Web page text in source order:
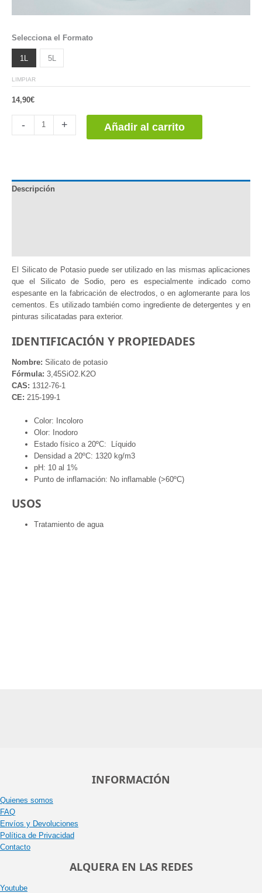
Selecciona el Formato
1L 5L
LIMPIAR
14,90€
- + Añadir al carrito
Descripción
El Silicato de Potasio puede ser utilizado en las mismas aplicaciones
que el Silicato de Sodio, pero es especialmente indicado como
espesante en la fabricación de electrodos, o en aglomerante para los
cementos. Es utilizado también como ingrediente de detergentes y en
pinturas silicatadas para exterior.
IDENTIFICACIÓN Y PROPIEDADES
Nombre: Silicato de potasio
Fórmula: 3,45SiO2.K2O
CAS: 1312-76-1
CE: 215-199-1
Color: Incoloro
Olor: Inodoro
Estado físico a 20ºC: Líquido
Densidad a 20ºC: 1320 kg/m3
pH: 10 al 1%
Punto de inflamación: No inflamable (>60ºC)
USOS
Tratamiento de agua
INFORMACIÓN
Quienes somos
FAQ
Envíos y Devoluciones
Política de Privacidad
Contacto
ALQUERA EN LAS REDES
Youtube